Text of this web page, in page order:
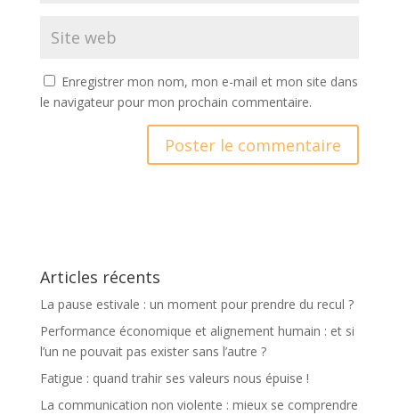
Enregistrer mon nom, mon e-mail et mon site dans
le navigateur pour mon prochain commentaire.
n
a
i
v
e
:
Articles récents
La pause estivale : un moment pour prendre du recul ?
Performance économique et alignement humain : et si
l’un ne pouvait pas exister sans l’autre ?
Fatigue : quand trahir ses valeurs nous épuise !
La communication non violente : mieux se comprendre